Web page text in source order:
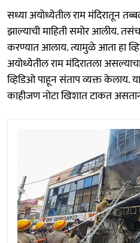
सध्या अयोध्येतील राम मंदिरातून
झाल्याची माहिती समोर आलीय.
करण्यात आलाय. त्यामुळे आता हा
अयोध्येतील राम मंदिरातला
व्हिडिओ पाहून संताप व्यक्त केलाय.
काहीजण नोटा खिशात टाकत